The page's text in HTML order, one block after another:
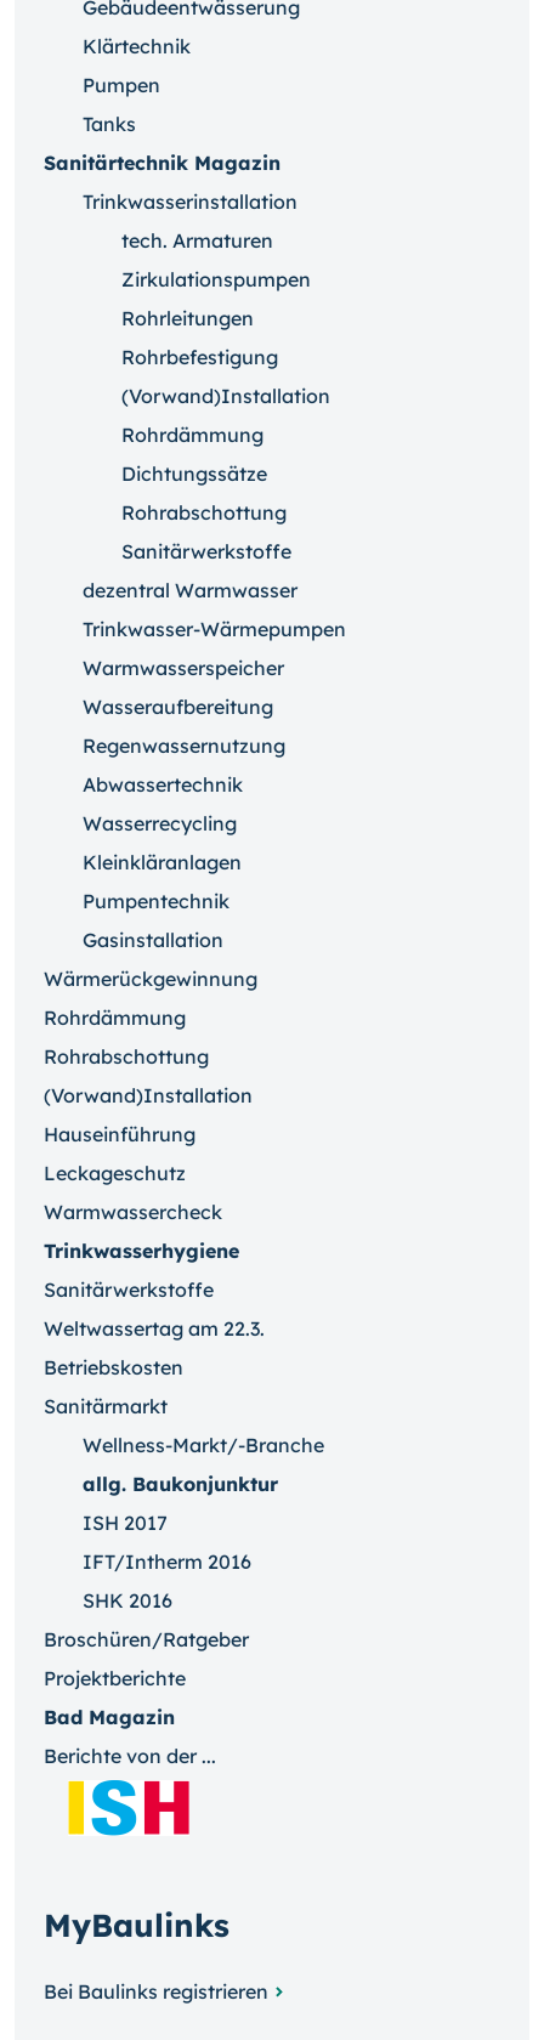
Gebäudeentwässerung
Klärtechnik
Pumpen
Tanks
Sanitärtechnik Magazin
Trinkwasserinstallation
tech. Armaturen
Zirkulationspumpen
Rohrleitungen
Rohrbefestigung
(Vorwand)Installation
Rohrdämmung
Dichtungssätze
Rohrabschottung
Sanitärwerkstoffe
dezentral Warmwasser
Trinkwasser-Wärmepumpen
Warmwasserspeicher
Wasseraufbereitung
Regenwassernutzung
Abwassertechnik
Wasserrecycling
Kleinkläranlagen
Pumpentechnik
Gasinstallation
Wärmerückgewinnung
Rohrdämmung
Rohrabschottung
(Vorwand)Installation
Hauseinführung
Leckageschutz
Warmwassercheck
Trinkwasserhygiene
Sanitärwerkstoffe
Weltwassertag am 22.3.
Betriebskosten
Sanitärmarkt
Wellness-Markt/-Branche
allg. Baukonjunktur
ISH 2017
IFT/Intherm 2016
SHK 2016
Broschüren/Ratgeber
Projektberichte
Bad Magazin
Berichte von der ...
MyBaulinks
Bei Baulinks registrieren